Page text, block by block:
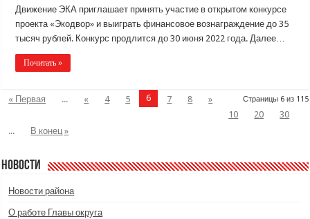
Движение ЭКА приглашает принять участие в открытом конкурсе
проекта «Экодвор» и выиграть финансовое вознаграждение до 35
тысяч рублей. Конкурс продлится до 30 июня 2022 года. Далее…
Почитать »
Страницы 6 из 115
« Первая ... « 4 5 6 7 8
»
10
20
30
...
В конец »
Новости
Новости района
О работе Главы округа